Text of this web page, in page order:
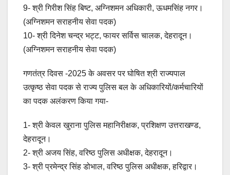
9- श्री गिरीश सिंह बिष्ट, अग्निशमन अधिकारी, ऊधमसिंह नगर।
(अग्निशमन सराहनीय सेवा पदक)
10- श्री दिनेश चन्द्र भट्ट, फायर सर्विस चालक, देहरादून।
(अग्निशमन सराहनीय सेवा पदक)
गणतंत्र दिवस -2025 के अवसर पर घोषित श्री राज्यपाल
उत्कृष्ठ सेवा पदक से राज्य पुलिस बल के अधिकारियों/कर्मचारियों
का पदक अलंकरण किया गया-
1- श्री केवल खुराना पुलिस महानिरीक्षक, प्रशिक्षण उत्तराखण्ड,
देहरादून।
2- श्री अजय सिंह, वरिष्ठ पुलिस अधीक्षक, देहरादून।
3- श्री प्रमेन्द्र सिंह डोभाल, वरिष्ठ पुलिस अधीक्षक, हरिद्वार।